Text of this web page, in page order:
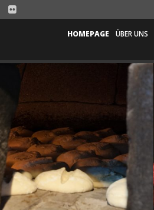
HOMEPAGE ÜBER UNS